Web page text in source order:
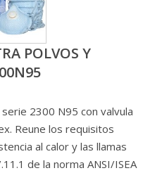
POLVOS Y
2300 N95 con valvula
Reune los requisitos
al calor y las llamas
de la norma ANSI/ISEA